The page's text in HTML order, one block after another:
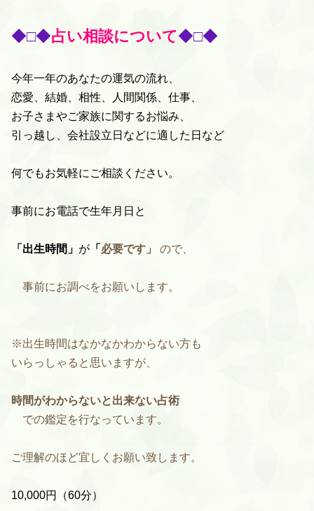
◆□◆占い相談について◆□◆
今年一年のあなたの運気の流れ、
恋愛、結婚、相性、人間関係、仕事、
お子さまやご家族に関するお悩み、
引っ越し、会社設立日などに適した日など
何でもお気軽にご相談ください。
事前にお電話で生年月日と
「出生時間」 が 「 必要です」 ので、
事前にお調べをお願いします。
※出生時間はなかなかわからない方も
いらっしゃると思いますが、
時間がわからないと出来ない占術
での鑑定を行なっています。
ご理解のほど宜しくお願い致します。
10,000円（60分）